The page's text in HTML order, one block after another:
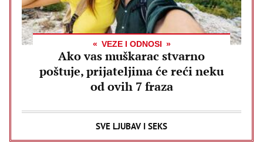
VEZE I ODNOSI
Ako vas muškarac stvarno
poštuje, prijateljima će reći neku
od ovih 7 fraza
SVE LJUBAV I SEKS